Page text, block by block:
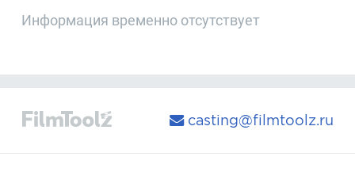
Информация временно отсутствует
casting@filmtoolz.ru